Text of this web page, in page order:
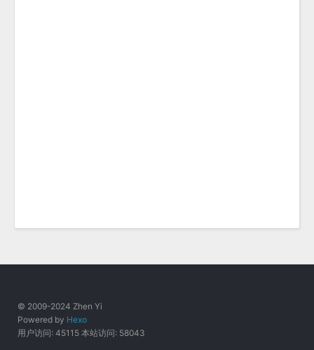
© 2009-2024 Zhen Yi
Powered by Hexo
用户访问: 45115 本站访问: 58043